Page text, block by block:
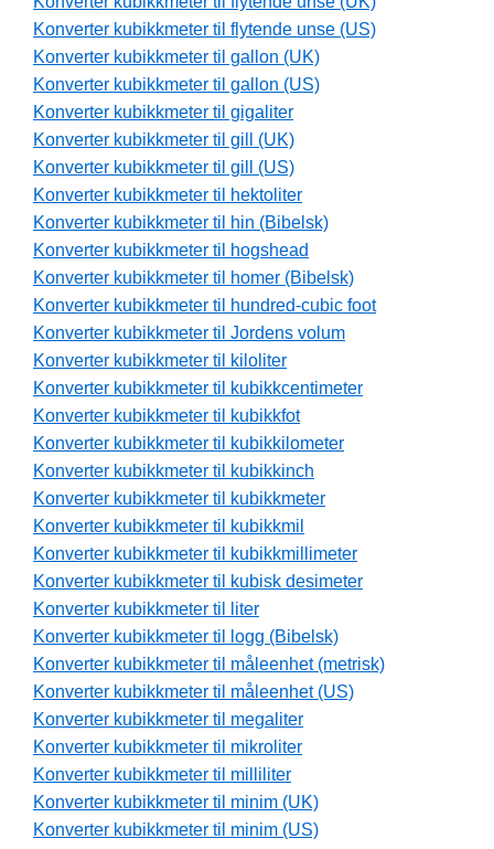
Konverter kubikkmeter til flytende unse (US)
Konverter kubikkmeter til gallon (UK)
Konverter kubikkmeter til gallon (US)
Konverter kubikkmeter til gigaliter
Konverter kubikkmeter til gill (UK)
Konverter kubikkmeter til gill (US)
Konverter kubikkmeter til hektoliter
Konverter kubikkmeter til hin (Bibelsk)
Konverter kubikkmeter til hogshead
Konverter kubikkmeter til homer (Bibelsk)
Konverter kubikkmeter til hundred-cubic foot
Konverter kubikkmeter til Jordens volum
Konverter kubikkmeter til kiloliter
Konverter kubikkmeter til kubikkcentimeter
Konverter kubikkmeter til kubikkfot
Konverter kubikkmeter til kubikkilometer
Konverter kubikkmeter til kubikkinch
Konverter kubikkmeter til kubikkmeter
Konverter kubikkmeter til kubikkmil
Konverter kubikkmeter til kubikkmillimeter
Konverter kubikkmeter til kubisk desimeter
Konverter kubikkmeter til liter
Konverter kubikkmeter til logg (Bibelsk)
Konverter kubikkmeter til måleenhet (metrisk)
Konverter kubikkmeter til måleenhet (US)
Konverter kubikkmeter til megaliter
Konverter kubikkmeter til mikroliter
Konverter kubikkmeter til milliliter
Konverter kubikkmeter til minim (UK)
Konverter kubikkmeter til minim (US)